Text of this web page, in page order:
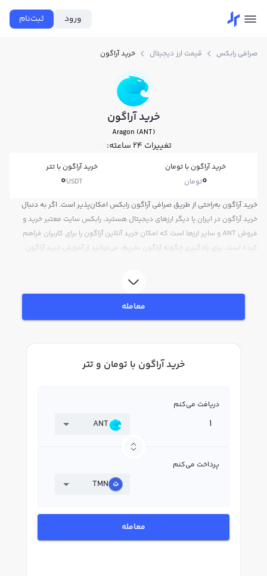
ورود ثبت‌نام
صرافی رابکس قیمت ارز دیجیتال خرید آراگون
خرید آراگون
Aragon (ANT)
تغییرات ۲۴ ساعته: 0%
خرید آراگون با تومان
0تومان
خرید آراگون با تتر
0USDT
خرید آراگون به‌راحتی از طریق صرافی آراگون رابکس امکان‌پذیر است. اگر به دنبال
خرید آراگون در ایران یا دیگر ارزهای دیجیتال هستید، رابکس سایت معتبر خرید و
فروش ANT و سایر ارزها است که امکان خرید آنلاین آراگون را برای کاربران فراهم
کرده است. برای یادگیری چگونه آراگون بخریم، می‌توانید از آموزش خرید آراگون
در بازار رابکس، قیمت لحظه‌ای، نمودار و امکانات فروش آراگون نیز در دسترس شما
قرار دارد تا بتوانید تصمیمات بهتری در معاملات خود بگیرید.
معامله
خرید آراگون با تومان و تتر
دریافت می‌کنم
ANT
پرداخت می‌کنم
TMN
معامله